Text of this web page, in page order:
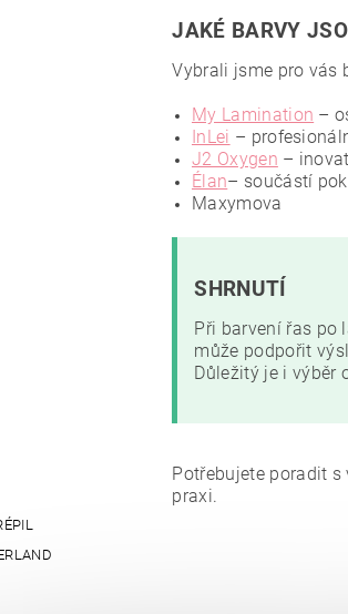
JAKÉ BARVY
Vybrali jsme pro vás
My Lamination –
InLei –
J2 Oxygen –
Élan– součástí
Maxymova
SHRNUTÍ
Při barvení řas po
může podpořit
Důležitý je i výběr
Potřebujete poradit s
praxi.